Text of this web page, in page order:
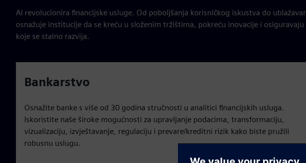
AI revolucionira financijske usluge. Od poboljšanja korisničkog iskustva do
osnažuje institucije da se kreću u složenim tržištima, pokreću inovacije i
koje se stalno razvija.
Bankarstvo
Osnažite banke s više od 30 godina stručnosti u analitici financijskih usluga.
Iskoristite naše široke mogućnosti za upravljanje podacima, transformaciju,
vizualizaciju, izvještavanje, regulaciju i prevare/kreditni rizik kako biste pružili
robusnu uslugu.